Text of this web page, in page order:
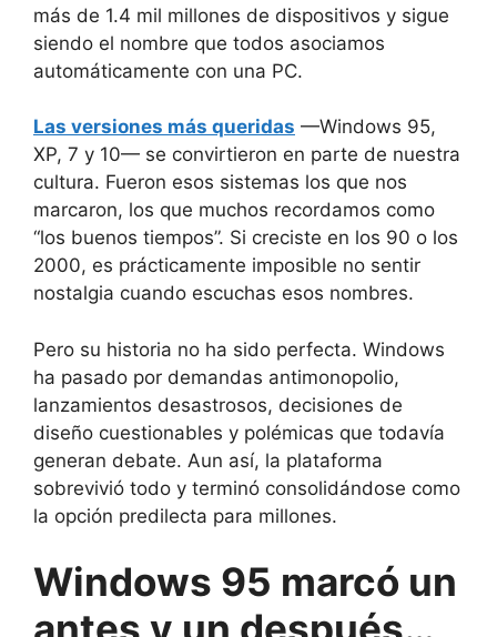
más de 1.4 mil millones de dispositivos y sigue
siendo el nombre que todos asociamos
automáticamente con una PC.
Las versiones más queridas —Windows 95,
XP, 7 y 10— se convirtieron en parte de nuestra
cultura. Fueron esos sistemas los que nos
marcaron, los que muchos recordamos como
“los buenos tiempos”. Si creciste en los 90 o los
2000, es prácticamente imposible no sentir
nostalgia cuando escuchas esos nombres.
Pero su historia no ha sido perfecta. Windows
ha pasado por demandas antimonopolio,
lanzamientos desastrosos, decisiones de
diseño cuestionables y polémicas que todavía
generan debate. Aun así, la plataforma
sobrevivió todo y terminó consolidándose como
la opción predilecta para millones.
Windows 95 marcó un